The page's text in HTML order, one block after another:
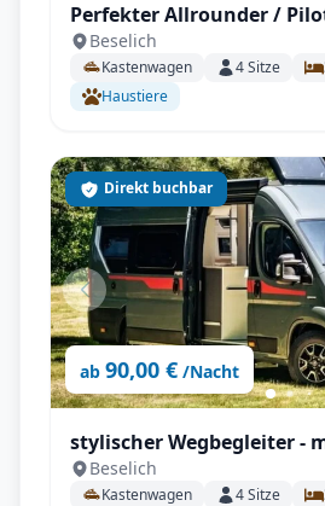
Perfekter Allrounder /
Solar unter 6m!
Beselich
Kastenwagen 4Sitze
Haustiere
ab 90,00 € /Nacht
Direkt buchbar
stylischer Wegbegleiter -
Komfort - Pilote V 630 J X-
Beselich
Kastenwagen 4Sitze